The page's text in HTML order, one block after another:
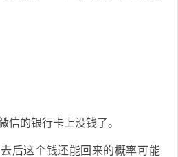
信的银行卡上没钱了。
后这个钱还能回来的概率可能